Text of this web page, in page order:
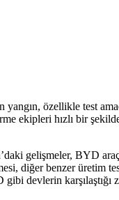
özellikle test
ekipleri hızlı bir
gelişmeler, BYD
diğer benzer üretim
devlerin karşılaştığı